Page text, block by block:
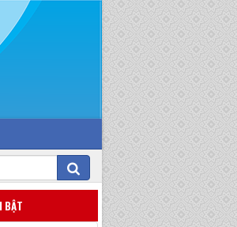
BẬT